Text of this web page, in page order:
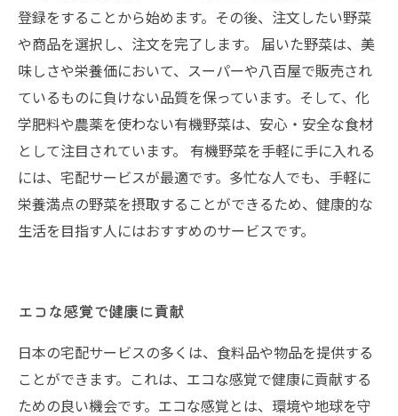
登録をすることから始めます。その後、注文したい野菜
や商品を選択し、注文を完了します。 届いた野菜は、美
味しさや栄養価において、スーパーや八百屋で販売され
ているものに負けない品質を保っています。そして、化
学肥料や農薬を使わない有機野菜は、安心・安全な食材
として注目されています。 有機野菜を手軽に手に入れる
には、宅配サービスが最適です。多忙な人でも、手軽に
栄養満点の野菜を摂取することができるため、健康的な
生活を目指す人にはおすすめのサービスです。
エコな感覚で健康に貢献
日本の宅配サービスの多くは、食料品や物品を提供する
ことができます。これは、エコな感覚で健康に貢献する
ための良い機会です。エコな感覚とは、環境や地球を守